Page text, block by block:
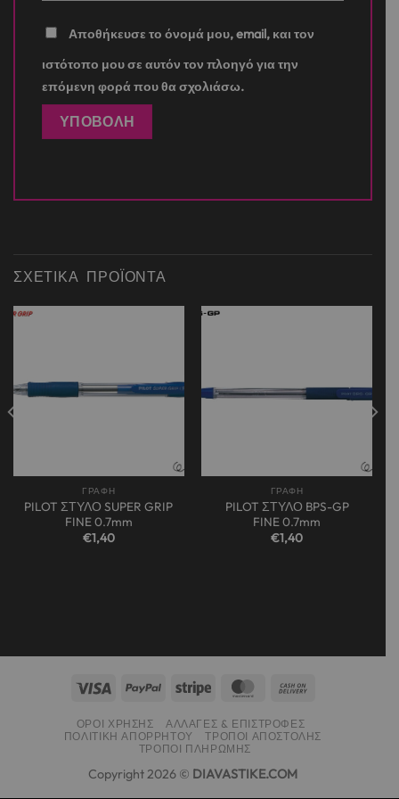
Αποθήκευσε το όνομά μου, email, και τον
ιστότοπο μου σε αυτόν τον πλοηγό για την
επόμενη φορά που θα σχολιάσω.
ΣΧΕΤΙΚΆ ΠΡΟΪΌΝΤΑ
ΓΡΑΦΗ
PILOT ΣΤΥΛΟ SUPER GRIP
FINE 0.7mm
€1,40
ΓΡΑΦΗ
PILOT ΣΤΥΛΟ BPS-GP
FINE 0.7mm
€1,40
ΌΡΟΙ ΧΡΉΣΗΣ
ΑΛΛΑΓΈΣ & ΕΠΙΣΤΡΟΦΈΣ
ΠΟΛΙΤΙΚΉ ΑΠΟΡΡΉΤΟΥ
ΤΡΌΠΟΙ ΑΠΟΣΤΟΛΉΣ
ΤΡΌΠΟΙ ΠΛΗΡΩΜΉΣ
Copyright 2026 © DIAVASTIKE.COM